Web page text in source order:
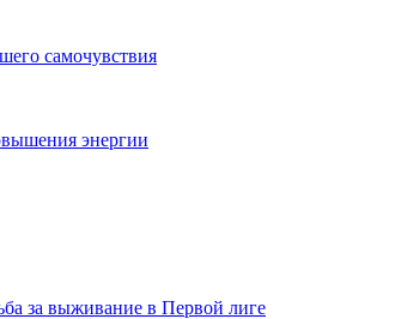
самочувствия
энергии
за выживание в Первой лиге